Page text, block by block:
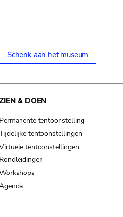
Schenk aan het museum
ZIEN & DOEN
Permanente tentoonstelling
Tijdelijke tentoonstellingen
Virtuele tentoonstellingen
Rondleidingen
Workshops
Agenda